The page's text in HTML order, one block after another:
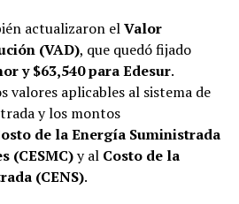
actualizaron elValor
(VAD), que quedó fijado
y $63,540 para Edesur.
valores aplicables al sistema de
y los montos
de la Energía Suministrada
(CESMC)y al Costo de la
(CENS).